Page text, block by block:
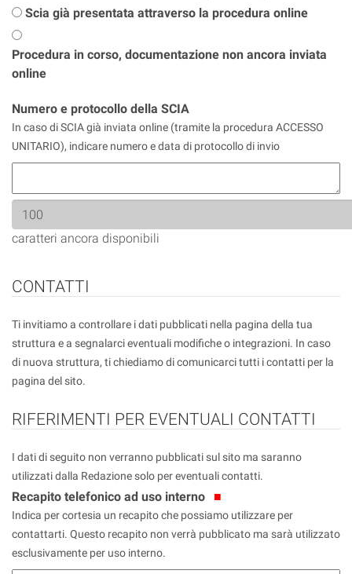
Scia già presentata attraverso la procedura online
Procedura in corso, documentazione non ancora inviata
online
Numero e protocollo della SCIA
In caso di SCIA già inviata online (tramite la procedura ACCESSO
UNITARIO), indicare numero e data di protocollo di invio
caratteri ancora disponibili
CONTATTI
Ti invitiamo a controllare i dati pubblicati nella pagina della tua
struttura e a segnalarci eventuali modifiche o integrazioni. In caso
di nuova struttura, ti chiediamo di comunicarci tutti i contatti per la
pagina del sito.
RIFERIMENTI PER EVENTUALI CONTATTI
I dati di seguito non verranno pubblicati sul sito ma saranno
utilizzati dalla Redazione solo per eventuali contatti.
Recapito telefonico ad uso interno
Indica per cortesia un recapito che possiamo utilizzare per
contattarti. Questo recapito non verrà pubblicato ma sarà utilizzato
esclusivamente per uso interno.